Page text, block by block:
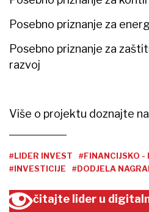
Posebno priznanje za
Posebno priznanje za
razvoj
Više o projektu doznajte na
#LIDER INVEST
#FINANCIJSKO -
#INVESTICIJE
#DODJELA
čitajte lider u